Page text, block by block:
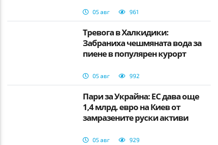
05 авг 961
Тревога в Халкидики:
Забраниха чешмяната вода за
пиене в популярен курорт
05 авг 992
Пари за Украйна: ЕС дава още
1,4 млрд. евро на Киев от
замразените руски активи
05 авг 929